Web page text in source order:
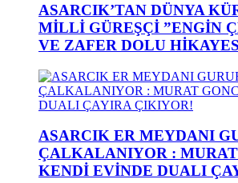
ASARCIK’TAN DÜNYA
MİLLİ GÜREŞÇİ ”ENGİN
VE ZAFER DOLU
ASARCIK ER MEYDANI
ÇALKALANIYOR :
KENDİ EVİNDE DUALI